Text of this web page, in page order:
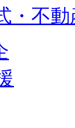
・不